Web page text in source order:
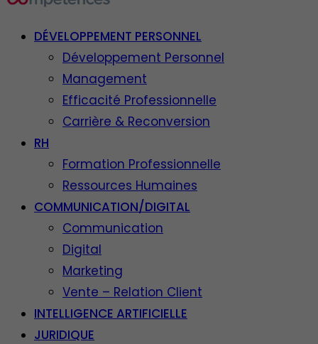
DÉVELOPPEMENT PERSONNEL
Développement Personnel
Management
Efficacité Professionnelle
Carrière & Reconversion
RH
Formation Professionnelle
Ressources Humaines
COMMUNICATION/DIGITAL
Communication
Digital
Marketing
Vente – Relation Client
INTELLIGENCE ARTIFICIELLE
JURIDIQUE